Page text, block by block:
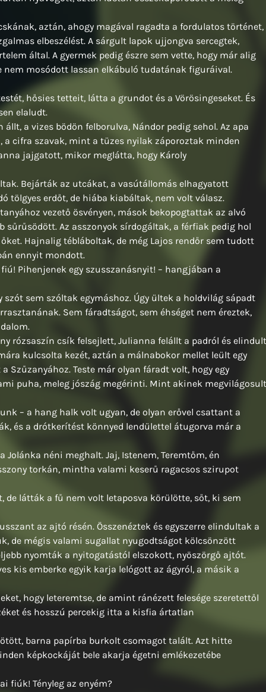
aztán, ahogy magával ragadta a fordulatos történet,
elbeszélést. A sárgult lapok ujjongva sercegtek,
által. A gyermek pedig észre sem vette, hogy már alig
mosódott lassan elkábuló tudatának figuráival.
hősies tetteit, látta a grundot és a Vörösingeseket. És
elaludt.
a vizes bödön felborulva, Nándor pedig sehol. Az apa
a cifra szavak, mint a tüzes nyilak záporoztak minden
jajgatott, mikor meglátta, hogy Károly
Bejárták az utcákat, a vasútállomás elhagyatott
tölgyes erdőt, de hiába kiabáltak, nem volt válasz.
vezető ösvényen, mások bekopogtattak az alvó
sűrűsödött. Az asszonyok sírdogáltak, a férfiak pedig hol
Hajnalig tébláboltak, de még Lajos rendőr sem tudott
ennyit mondott.
Pihenjenek egy szusszanásnyit! – hangjában a
sem szóltak egymáshoz. Úgy ültek a holdvilág sápadt
Sem fáradtságot, sem éhséget nem éreztek,
rózsaszín csík felsejlett, Julianna felállt a padról és elindult
kulcsolta kezét, aztán a málnabokor mellet leült egy
Teste már olyan fáradt volt, hogy egy
puha, meleg jószág megérinti. Mint akinek megvilágosult
– a hang halk volt ugyan, de olyan erővel csattant a
és a drótkerítést könnyed lendülettel átugorva már a
néni meghalt. Jaj, Istenem, Teremtőm, én
torkán, mintha valami keserű ragacsos szirupot
látták a fű nem volt letaposva körülötte, sőt, ki sem
az ajtó résén. Összenéztek és egyszerre elindultak a
de mégis valami sugallat nyugodtságot kölcsönzött
nyomták a nyitogatástól elszokott, nyöszörgő ajtót.
kis emberke egyik karja lelógott az ágyról, a másik a
hogy leteremtse, de amint ránézett felesége szeretettől
és hosszú percekig itta a kisfia ártatlan
barna papírba burkolt csomagot talált. Azt hitte
képkockáját bele akarja égetni emlékezetébe
fiúk! Tényleg az enyém?